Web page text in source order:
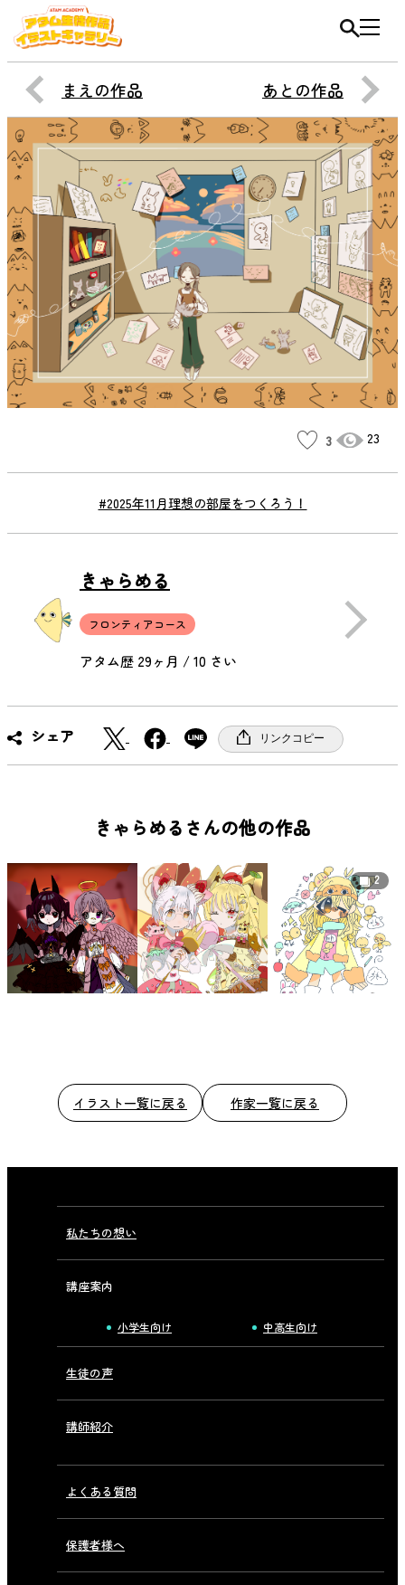
まえの作品 あとの作品
#2025年11月理想の部屋をつくろう！
3 23
きゃらめる
フロンティアコース
アタム歴 29ヶ月 / 10 さい
シェア
a
c
o
o
k
リンクコピー
きゃらめるさんの他の作品
2
イラスト一覧に戻る 作家一覧に戻る
私たちの想い
講座案内
小学生向け 中高生向け
生徒の声
講師紹介
よくある質問
保護者様へ